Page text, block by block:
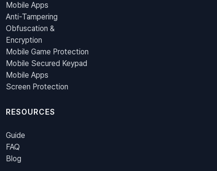
Mobile Apps
Anti-Tampering
Obfuscation &
Encryption
Mobile Game Protection
Mobile Secured Keypad
Mobile Apps
Screen Protection
RESOURCES
Guide
FAQ
Blog